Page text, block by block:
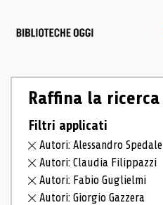
Raffina la ricerca
Filtri applicati
Autori: Alessandro Spedale
Autori: Claudia Filippazzi
Autori: Fabio Guglielmi
Autori: Giorgio Gazzera